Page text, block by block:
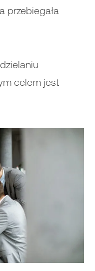
przebiegała
celem jest